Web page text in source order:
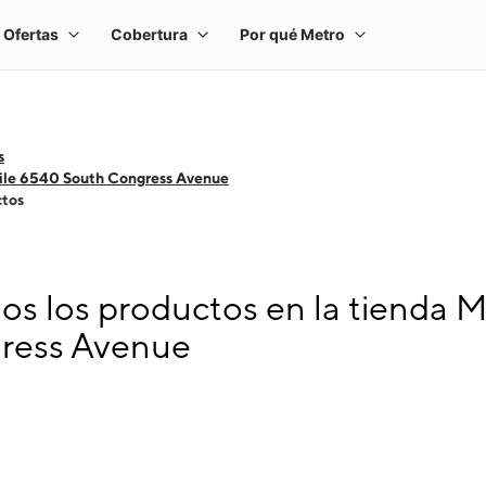
6540 South Congress Avenue
los productos en la tienda
Avenue